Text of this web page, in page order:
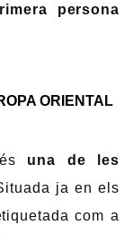
persona
ORIENTAL
una de les
ja en els
com a